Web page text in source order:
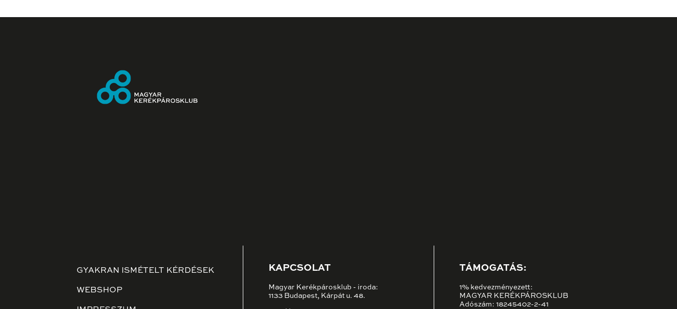
GYAKRAN ISMÉTELT KÉRDÉSEK
WEBSHOP
KAPCSOLAT
Magyar Kerékpárosklub - iroda:
1133 Budapest, Kárpát u. 48.
TÁMOGATÁS:
1% kedvezményezett:
MAGYAR KERÉKPÁROSKLUB
Adószám: 18245402-2-41